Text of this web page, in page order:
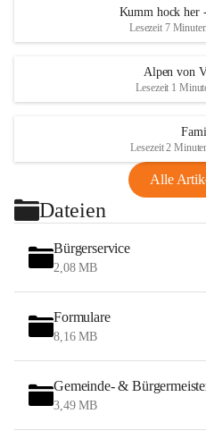
Kumm hock her
Lesezeit 7
Alpen von
Lesezeit 1
Lesezeit 2
Alle
Dateien
Bürgerservice
2,08 MB
Formulare
8,16 MB
Gemeinde- &
3,49 MB